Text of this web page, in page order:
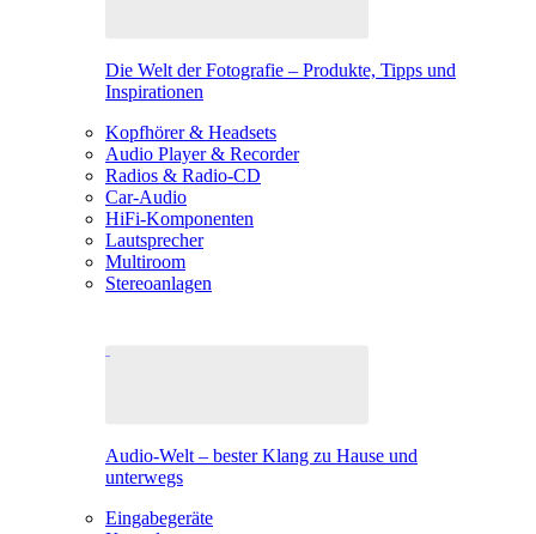
Die Welt der Fotografie – Produkte, Tipps und
Inspirationen
Kopfhörer & Headsets
Audio Player & Recorder
Radios & Radio-CD
Car-Audio
HiFi-Komponenten
Lautsprecher
Multiroom
Stereoanlagen
Audio-Welt – bester Klang zu Hause und
unterwegs
Eingabegeräte